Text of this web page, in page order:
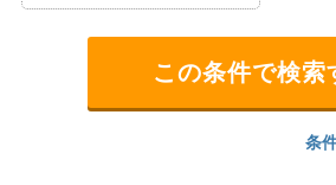
条